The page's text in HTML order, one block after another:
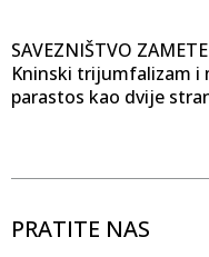
SAVEZNIŠTVO
Kninski trijumfalizam i
parastos kao dvije
PRATITE NAS